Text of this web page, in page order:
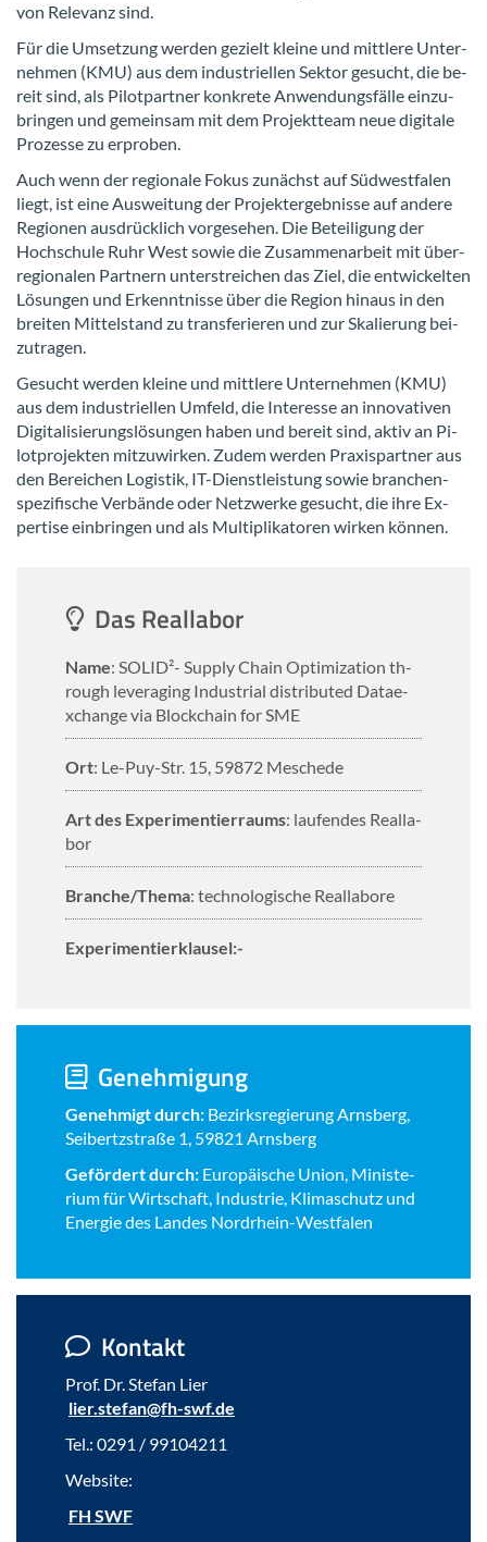
von Re­le­vanz sind.
Für die Um­set­zung wer­den ge­zielt klei­ne und mitt­le­re Un­ter­
neh­men (KMU) aus dem in­dus­tri­el­len Sek­tor ge­sucht, die be­
reit sind, als Pi­lot­part­ner kon­kre­te An­wen­dungs­fäl­le ein­zu­
brin­gen und ge­mein­sam mit dem Pro­jekt­team neue di­gi­ta­le
Pro­zes­se zu er­pro­ben.
Auch wenn der re­gio­na­le Fokus zu­nächst auf Süd­west­fa­len
liegt, ist eine Aus­wei­tung der Pro­jekt­er­geb­nis­se auf an­de­re
Re­gio­nen aus­drück­lich vor­ge­se­hen. Die Be­tei­li­gung der
Hoch­schu­le Ruhr West sowie die Zu­sam­men­ar­beit mit über­
re­gio­na­len Part­nern un­ter­strei­chen das Ziel, die ent­wi­ckel­ten
Lö­sun­gen und Er­kennt­nis­se über die Re­gi­on hin­aus in den
brei­ten Mit­tel­stand zu trans­fe­rie­ren und zur Ska­lie­rung bei­
zu­tra­gen.
Ge­sucht wer­den klei­ne und mitt­le­re Un­ter­neh­men (KMU)
aus dem in­dus­tri­el­len Um­feld, die In­ter­es­se an in­no­va­ti­ven
Di­gi­ta­li­sie­rungs­lö­sun­gen haben und be­reit sind, aktiv an Pi­
lot­pro­jek­ten mit­zu­wir­ken. Zudem wer­den Pra­xis­part­ner aus
den Be­rei­chen Lo­gis­tik, IT-​Dienstleistung sowie bran­chen­
spe­zi­fi­sche Ver­bän­de oder Netz­wer­ke ge­sucht, die ihre Ex­
per­ti­se ein­brin­gen und als Mul­ti­pli­ka­to­ren wir­ken kön­nen.
Das Re­al­la­bor
Name: SOLID²- Sup­ply Chain Op­ti­miza­ti­on th­
rough le­ver­aging In­dus­tri­al dis­tri­bu­t­ed Da­ta­e­
xchan­ge via Block­chain for SME
Ort: Le-​Puy-Str. 15, 59872 Me­sche­de
Art des Ex­pe­ri­men­tier­raums: lau­fen­des Re­al­la­
bor
Bran­che/Thema: tech­no­lo­gi­sche Re­al­la­bo­re
Ex­pe­ri­men­tier­klau­sel:-
Ge­neh­mi­gung
Ge­neh­migt durch: Be­zirks­re­gie­rung Arns­berg,
Sei­bertz­stra­ße 1, 59821 Arns­berg
Ge­för­dert durch: Eu­ro­päi­sche Union, Mi­nis­te­
ri­um für Wirt­schaft, In­dus­trie, Kli­ma­schutz und
En­er­gie des Lan­des Nordrhein-​Westfalen
Kon­takt
Prof. Dr. Ste­fan Lier
lier.ste­fan@fh-​swf.de
Tel.: 0291 / 99104211
Web­site:
FH SWF